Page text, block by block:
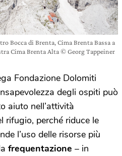
Bocca di Brenta, Cima Brenta Bassa a
Cima Brenta Alta © Georg Tappeiner
Fondazione Dolomiti
degli ospiti può
aiuto nell’attività
rifugio, perché riduce le
l’uso delle risorse più
frequentazione – in